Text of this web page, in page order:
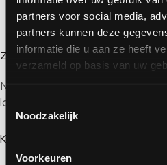
partners voor social media,
partners kunnen deze
informatie die u aan ze heeft
verzameld op basis van uw
Toestemmingsselectie
Noodzakelijk
Voorkeuren
stuur ons
Zijn de spikkels voelbaar in de
Nee, de flakes worden
laag waardoor de vloer glad
Kan ik de kleur en hoeveelheid